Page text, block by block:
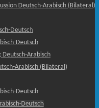
Deutsch-Arabisch (Bilateral)
Deutsch
Deutsch
Deutsch-Arabisch
Arabisch (Bilateral)
Deutsch
Deutsch